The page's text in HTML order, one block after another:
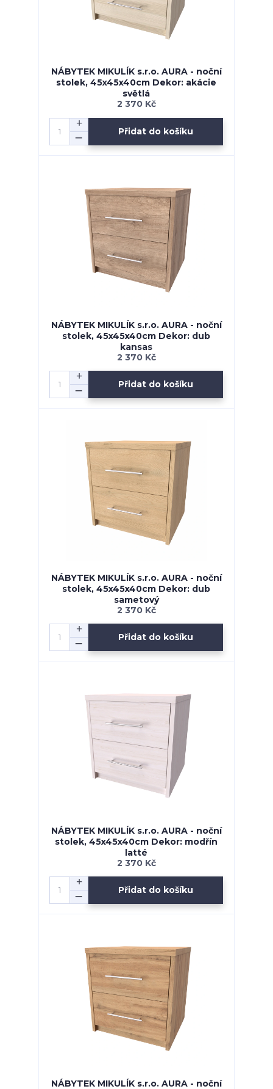
NÁBYTEK MIKULÍK s.r.o. AURA - noční
stolek, 45x45x40cm Dekor: akácie
světlá
2 370 Kč
Přidat do košíku
NÁBYTEK MIKULÍK s.r.o. AURA - noční
stolek, 45x45x40cm Dekor: dub
kansas
2 370 Kč
Přidat do košíku
NÁBYTEK MIKULÍK s.r.o. AURA - noční
stolek, 45x45x40cm Dekor: dub
sametový
2 370 Kč
Přidat do košíku
NÁBYTEK MIKULÍK s.r.o. AURA - noční
stolek, 45x45x40cm Dekor: modřín
latté
2 370 Kč
Přidat do košíku
NÁBYTEK MIKULÍK s.r.o. AURA - noční